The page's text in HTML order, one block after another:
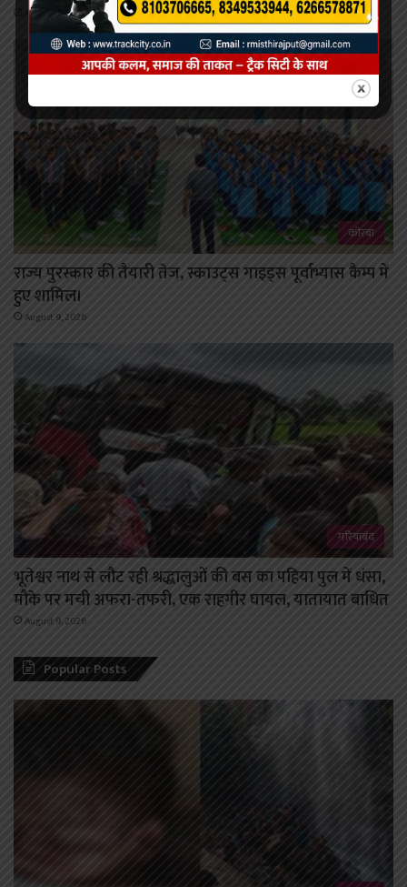
August 9, 2026
कोरबा
राज्य पुरस्कार की तैयारी तेज, स्काउट्स गाइड्स पूर्वाभ्यास कैम्प में
हुए शामिल।
August 9, 2026
गरियाबंद
भूतेश्वर नाथ से लौट रही श्रद्धालुओं की बस का पहिया पुल में धंसा,
मौके पर मची अफरा-तफरी, एक राहगीर घायल, यातायात बाधित
August 9, 2026
Popular Posts